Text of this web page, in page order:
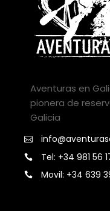
Aventuras en
pionera de
Galicia
Tel: +34 981 56
Movil: +34 639